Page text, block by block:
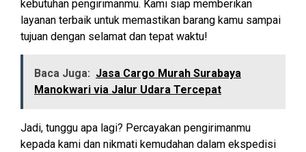
kebutuhan pengirimanmu. Kami siap memberikan
layanan terbaik untuk memastikan barang kamu sampai
tujuan dengan selamat dan tepat waktu!
Baca Juga: Jasa Cargo Murah Surabaya
Manokwari via Jalur Udara Tercepat
Jadi, tunggu apa lagi? Percayakan pengirimanmu
kepada kami dan nikmati kemudahan dalam ekspedisi